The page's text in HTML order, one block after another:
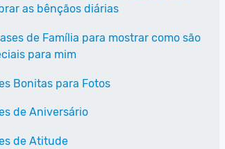
as bênçãos diárias
de Família para mostrar como são
para mim
Bonitas para Fotos
de Aniversário
de Atitude